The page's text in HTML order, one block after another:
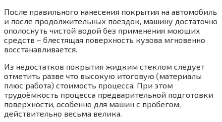
После правильного нанесения покрытия на автомобиль
и после продолжительных поездок, машину достаточно
ополоснуть чистой водой без применения моющих
средств – блестящая поверхность кузова мгновенно
восстанавливается.
Из недостатков покрытия жидким стеклом следует
отметить разве что высокую итоговую (материалы
плюс работа) стоимость процесса. При этом
трудоёмкость процесса предварительной подготовки
поверхности, особенно для машин с пробегом,
действительно весьма велика.